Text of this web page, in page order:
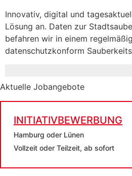
Innovativ, digital und
Lösung an. Daten zur
befahren wir in einem
datenschutzkonform
Aktuelle Jobangebote
INITIATIVBEWERBUNG
Hamburg oder Lünen
Vollzeit oder Teilzeit, ab sofort